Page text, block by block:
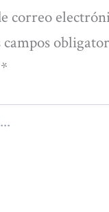
correo
campos
*